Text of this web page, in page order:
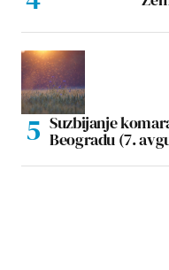
Suzbijanje
Beogradu (7.